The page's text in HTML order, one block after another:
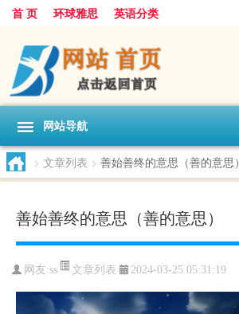
首 页 环球雅思 英语分类
网站导航
> 文章列表 > 善始善终的意思（善的意思）
善始善终的意思（善的意思）
网友:ss 文章列表 2024-03-25 05:31:19